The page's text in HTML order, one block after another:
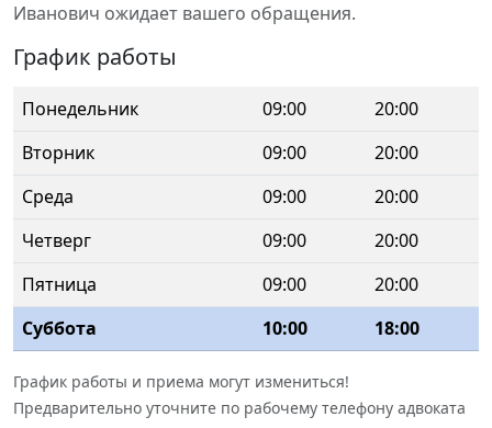
Иванович ожидает вашего обращения.
График работы
Понедельник 09:00
20:00
Вторник
09:00
20:00
Среда
09:00
20:00
Четверг
09:00
20:00
Пятница
09:00
20:00
Суббота
10:00 18:00
График работы и приема могут измениться!
Предварительно уточните по рабочему телефону адвоката